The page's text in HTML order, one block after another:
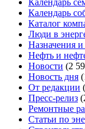
Календарь
Календарь
Каталог
Люди в
Назначения и
Нефть и
Новости (2
Новость дня
От редакции
Пресс-релиз
Ремонтные
Статьи по